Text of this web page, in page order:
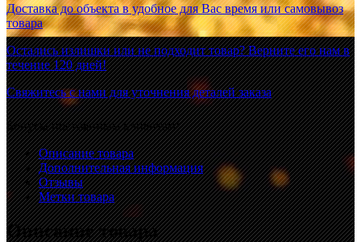
Доставка до объекта в удобное для Вас время или самовывоз
товара
Остались излишки или не подходит товар? Верните его нам в
течение 120 дней!
Свяжитесь с нами для уточнения деталей заказа
Бонусы постоянным клиентам!
Описание товара
Дополнительная информация
Отзывы
Метки товара
Описание товара